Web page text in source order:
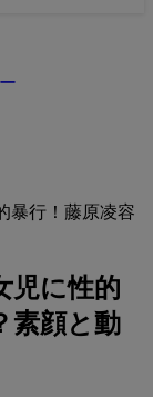
暴行！藤原凌容
児に性的
素顔と動